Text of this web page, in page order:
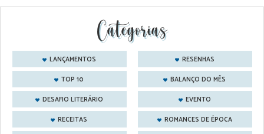
Categorias
LANÇAMENTOS
RESENHAS
TOP 10
BALANÇO DO MÊS
DESAFIO LITERÁRIO
EVENTO
RECEITAS
ROMANCES DE ÉPOCA